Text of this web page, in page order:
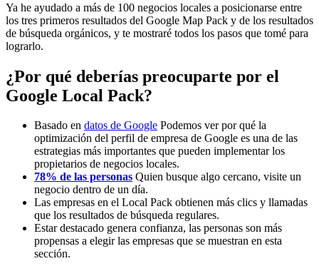
Ya he ayudado a más de 100 negocios locales a posicionarse entre
los tres primeros resultados del Google Map Pack y de los resultados
de búsqueda orgánicos, y te mostraré todos los pasos que tomé para
lograrlo.
¿Por qué deberías preocuparte por el
Google Local Pack?
Basado en datos de Google Podemos ver por qué la
optimización del perfil de empresa de Google es una de las
estrategias más importantes que pueden implementar los
propietarios de negocios locales.
78% de las personas Quien busque algo cercano, visite un
negocio dentro de un día.
Las empresas en el Local Pack obtienen más clics y llamadas
que los resultados de búsqueda regulares.
Estar destacado genera confianza, las personas son más
propensas a elegir las empresas que se muestran en esta
sección.